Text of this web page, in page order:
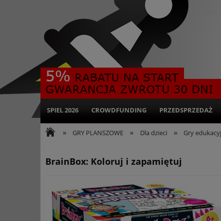
SPIEL 2026 CROWDFUNDING PRZEDSPRZEDAŻ
» GRY PLANSZOWE » Dla dzieci » Gry
BrainBox: Koloruj i zapamiętuj